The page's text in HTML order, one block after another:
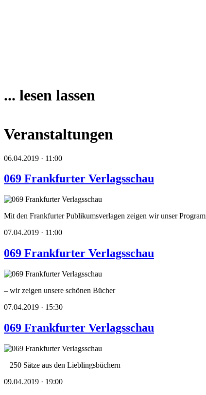
... lesen lassen
Veranstaltungen
06.04.2019 · 11:00
069 Frankfurter Verlagsschau
Mit den Frankfurter Publikumsverlagen zeigen wir unser
07.04.2019 · 11:00
069 Frankfurter Verlagsschau
– wir zeigen unsere schönen Bücher
07.04.2019 · 15:30
069 Frankfurter Verlagsschau
– 250 Sätze aus den Lieblingsbüchern
09.04.2019 · 19:00